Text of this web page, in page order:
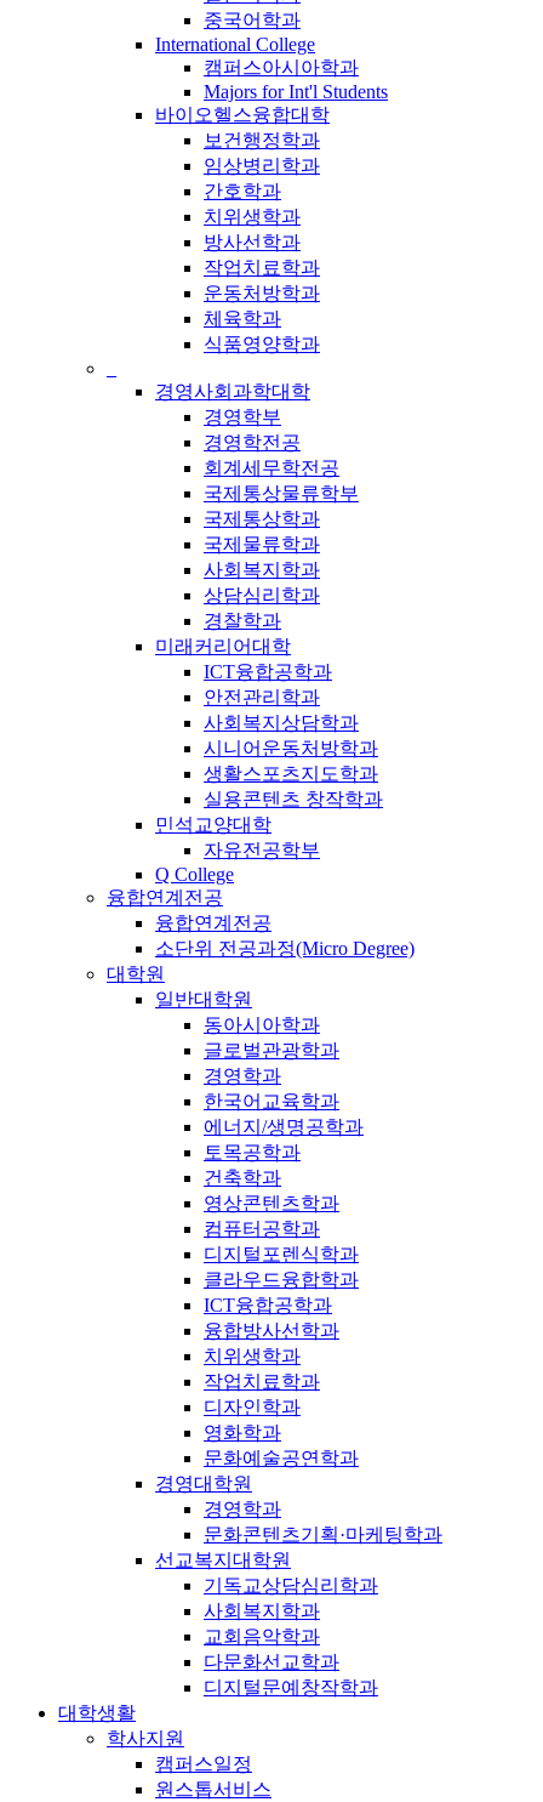
중국어학과
International College
캠퍼스아시아학과
Majors for Int'l Students
바이오헬스융합대학
보건행정학과
임상병리학과
간호학과
치위생학과
방사선학과
작업치료학과
운동처방학과
체육학과
식품영양학과
경영사회과학대학
경영학부
경영학전공
회계세무학전공
국제통상물류학부
국제통상학과
국제물류학과
사회복지학과
상담심리학과
경찰학과
미래커리어대학
ICT융합공학과
안전관리학과
사회복지상담학과
시니어운동처방학과
생활스포츠지도학과
실용콘텐츠 창작학과
민석교양대학
자유전공학부
Q College
융합연계전공
융합연계전공
소단위 전공과정(Micro Degree)
대학원
일반대학원
동아시아학과
글로벌관광학과
경영학과
한국어교육학과
에너지/생명공학과
토목공학과
건축학과
영상콘텐츠학과
컴퓨터공학과
디지털포렌식학과
클라우드융합학과
ICT융합공학과
융합방사선학과
치위생학과
작업치료학과
디자인학과
영화학과
문화예술공연학과
경영대학원
경영학과
문화콘텐츠기획·마케팅학과
선교복지대학원
기독교상담심리학과
사회복지학과
교회음악학과
다문화선교학과
디지털문예창작학과
대학생활
학사지원
캠퍼스일정
원스톱서비스